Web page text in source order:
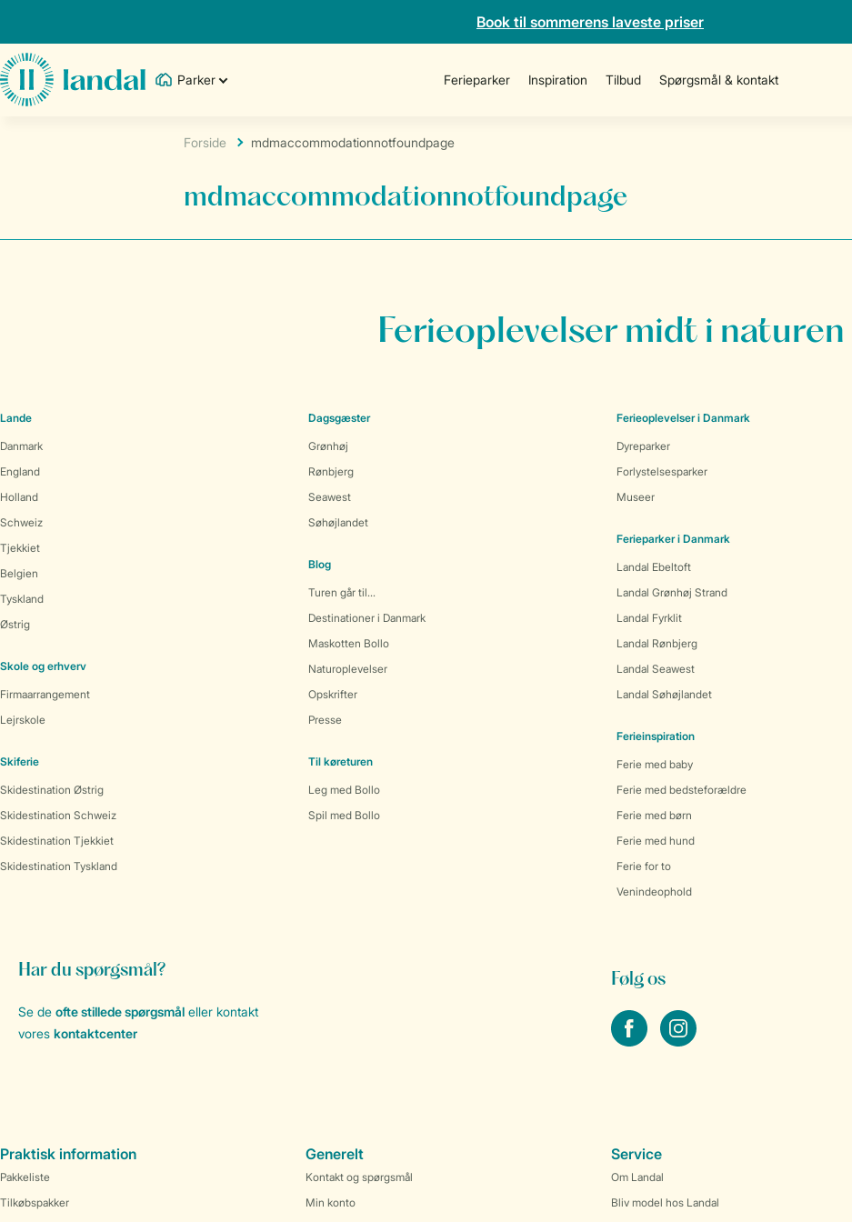
Book til sommerens laveste priser
Parker Ferieparker Inspiration Tilbud Spørgsmål & kontakt
Forside mdmaccommodationnotfoundpage
mdmaccommodationnotfoundpage
Ferieoplevelser midt i naturen
Lande
Danmark
England
Holland
Schweiz
Tjekkiet
Belgien
Tyskland
Østrig
Skole og erhverv
Firmaarrangement
Lejrskole
Skiferie
Skidestination Østrig
Skidestination Schweiz
Skidestination Tjekkiet
Skidestination Tyskland
Dagsgæster
Grønhøj
Rønbjerg
Seawest
Søhøjlandet
Blog
Turen går til...
Destinationer i Danmark
Maskotten Bollo
Naturoplevelser
Opskrifter
Presse
Til køreturen
Leg med Bollo
Spil med Bollo
Ferieoplevelser i Danmark
Dyreparker
Forlystelsesparker
Museer
Ferieparker i Danmark
Landal Ebeltoft
Landal Grønhøj Strand
Landal Fyrklit
Landal Rønbjerg
Landal Seawest
Landal Søhøjlandet
Ferieinspiration
Ferie med baby
Ferie med bedsteforældre
Ferie med børn
Ferie med hund
Ferie for to
Venindeophold
Har du spørgsmål?
Se de ofte stillede spørgsmål eller kontakt
vores kontaktcenter
Følg os
facebookinstagram
Praktisk information
Pakkeliste
Tilkøbspakker
Generelt
Kontakt og spørgsmål
Min konto
Service
Om Landal
Bliv model hos Landal